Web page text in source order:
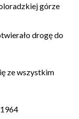
górze
drogę do
ze wszystkim